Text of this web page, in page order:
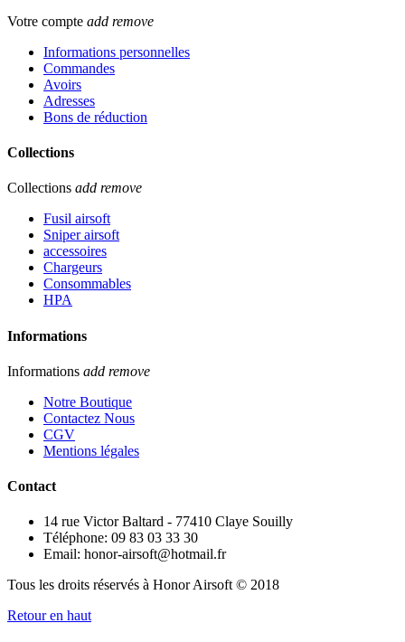
Votre compte add remove
Informations personnelles
Commandes
Avoirs
Adresses
Bons de réduction
Collections
Collections add remove
Fusil airsoft
Sniper airsoft
accessoires
Chargeurs
Consommables
HPA
Informations
Informations add remove
Notre Boutique
Contactez Nous
CGV
Mentions légales
Contact
14 rue Victor Baltard - 77410 Claye Souilly
Téléphone: 09 83 03 33 30
Email: honor-airsoft@hotmail.fr
Tous les droits réservés à Honor Airsoft © 2018
Retour en haut